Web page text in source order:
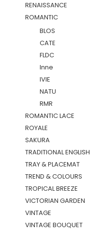
RENAISSANCE
ROMANTIC
BLOS
CATE
FLDC
Inne
IVIE
NATU
RMR
ROMANTIC LACE
ROYALE
SAKURA
TRADITIONAL ENGLISH
TRAY & PLACEMAT
TREND & COLOURS
TROPICAL BREEZE
VICTORIAN GARDEN
VINTAGE
VINTAGE BOUQUET